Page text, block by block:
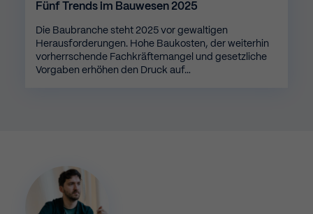
Fünf Trends im Bauwesen 2025
Die Baubranche steht 2025 vor gewaltigen
Herausforderungen. Hohe Baukosten, der weiterhin
vorherrschende Fachkräftemangel und gesetzliche
Vorgaben erhöhen den Druck auf…